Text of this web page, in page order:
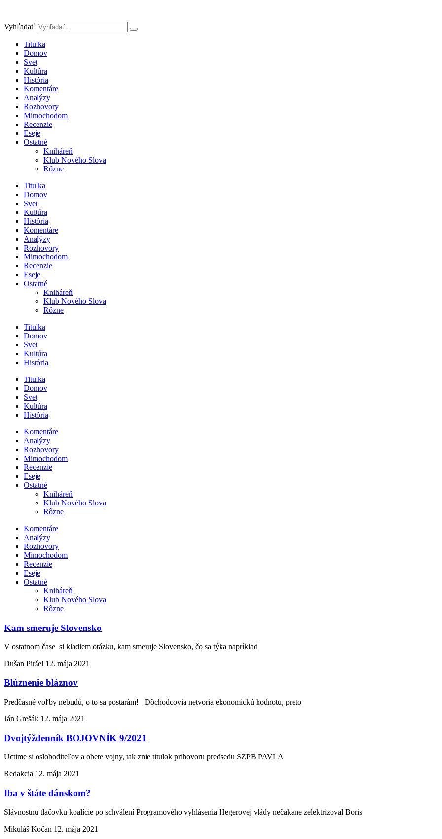
obsah
Vyhľadať
Titulka
Domov
Svet
Kultúra
História
Komentáre
Analýzy
Rozhovory
Mimochodom
Recenzie
Eseje
Ostatné
Kniháreň
Klub Nového Slova
Rôzne
Titulka
Domov
Svet
Kultúra
História
Komentáre
Analýzy
Rozhovory
Mimochodom
Recenzie
Eseje
Ostatné
Kniháreň
Klub Nového Slova
Rôzne
Titulka
Domov
Svet
Kultúra
História
Titulka
Domov
Svet
Kultúra
História
Komentáre
Analýzy
Rozhovory
Mimochodom
Recenzie
Eseje
Ostatné
Kniháreň
Klub Nového Slova
Rôzne
Komentáre
Analýzy
Rozhovory
Mimochodom
Recenzie
Eseje
Ostatné
Kniháreň
Klub Nového Slova
Rôzne
Kam smeruje Slovensko
V ostatnom čase si kladiem otázku, kam smeruje Slovensko, čo sa týka napríklad
Dušan Piršel 12. mája 2021
Blúznenie bláznov
Predčasné voľby nebudú, o to sa postarám! Dôchodcovia netvoria ekonomickú hodnotu, preto
Ján Grešák 12. mája 2021
Dvojtýždenník BOJOVNÍK 9/2021
Uctime si osloboditeľov a obete vojny, tak znie titulok príhovoru predsedu SZPB PAVLA
Redakcia 12. mája 2021
Iba v štáte dánskom?
Slávnostnú tlačovku koalície po schválení Programového vyhlásenia Hegerovej vlády nečakane zelektrizoval Boris
Mikuláš Kočan 12. mája 2021